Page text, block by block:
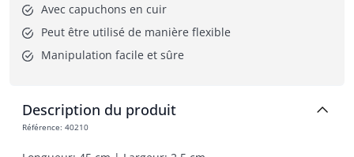
Avec capuchons en cuir
Peut être utilisé de manière flexible
Manipulation facile et sûre
Description du produit
Référence: 40210